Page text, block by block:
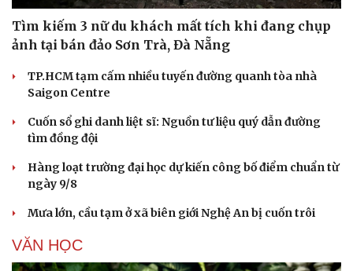
Tìm kiếm 3 nữ du khách mất tích khi đang chụp
ảnh tại bán đảo Sơn Trà, Đà Nẵng
TP.HCM tạm cấm nhiều tuyến đường quanh tòa nhà
Saigon Centre
Cuốn sổ ghi danh liệt sĩ: Nguồn tư liệu quý dẫn đường
tìm đồng đội
Hàng loạt trường đại học dự kiến công bố điểm chuẩn từ
ngày 9/8
Mưa lớn, cầu tạm ở xã biên giới Nghệ An bị cuốn trôi
VĂN HỌC